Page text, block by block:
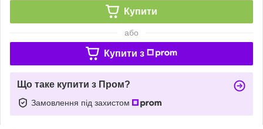
Купити
або
Купити з
Що таке купити з Пром?
Замовлення під захистом